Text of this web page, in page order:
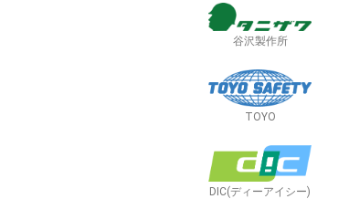
谷沢製作所
TOYO
DIC(ディーアイシー)